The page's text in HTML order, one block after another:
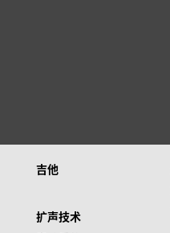
吉他
扩声技术